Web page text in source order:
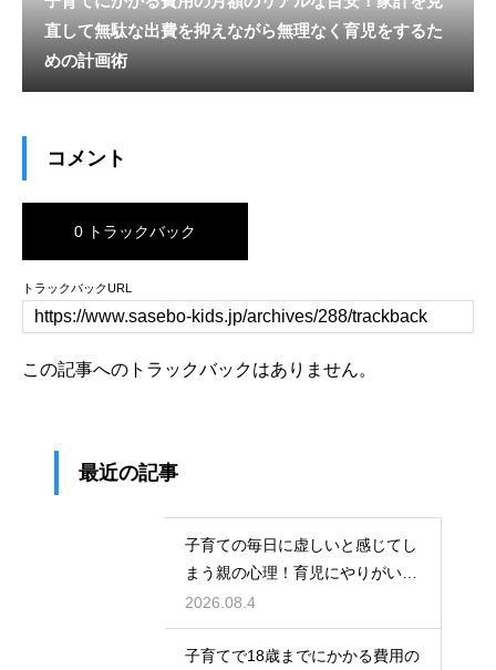
直して無駄な出費を抑えながら無理なく育児をするた
めの計画術
コメント
0 トラックバック
トラックバックURL
この記事へのトラックバックはありません。
最近の記事
子育ての毎日に虚しいと感じてし
まう親の心理！育児にやりがいを
見出して自分自身の人生も豊かに
生きるための考え方
2026.08.4
子育てで18歳までにかかる費用の